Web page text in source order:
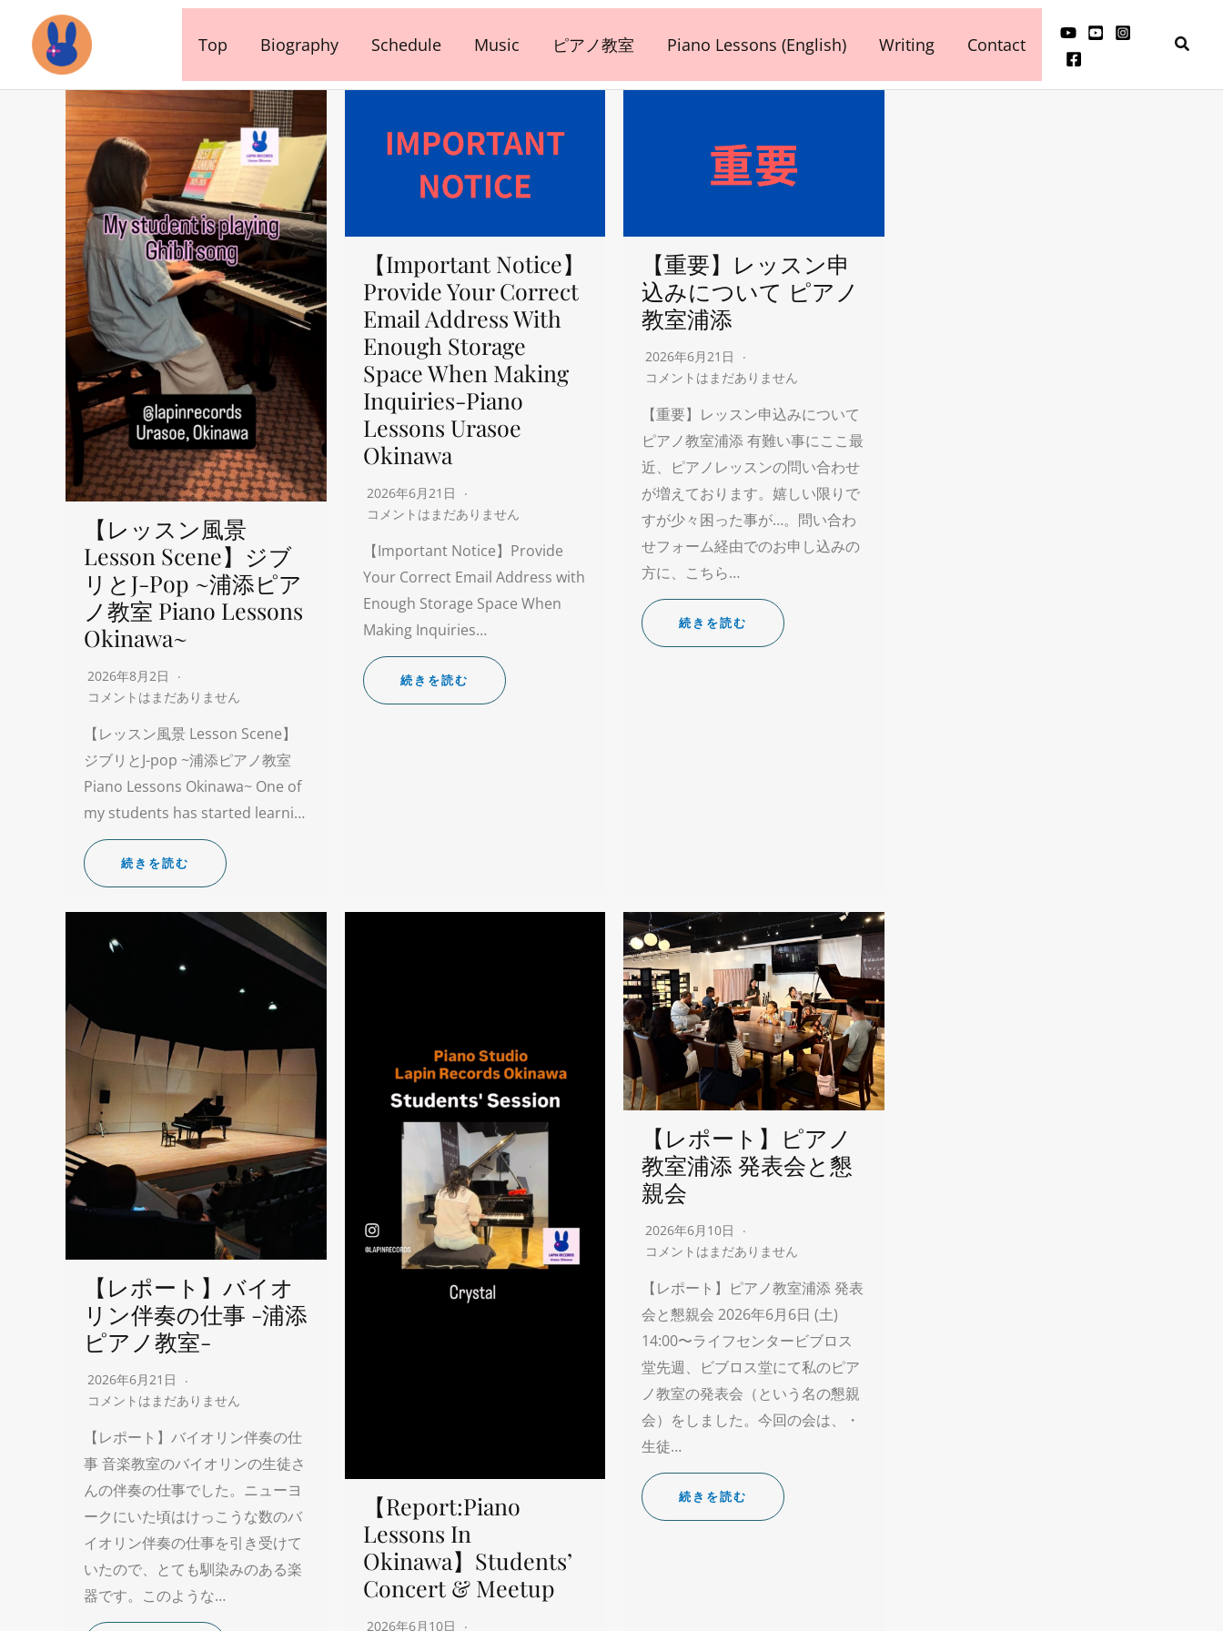
ス
Top Biography Schedule Music ピアノ教室 Piano Lessons (English) Writing Contact
検
【レッスン風景
Lesson Scene】ジブ
リとJ-Pop ~浦添ピア
ノ教室 Piano Lessons
Okinawa~
2026年8月2日
コメントはまだありません
【レッスン風景 Lesson Scene】
ジブリとJ-pop ~浦添ピアノ教室
Piano Lessons Okinawa~ One of
my students has started learni…
続きを読む
【Important Notice】
Provide Your Correct
Email Address With
Enough Storage
Space When Making
Inquiries-Piano
Lessons Urasoe
Okinawa
2026年6月21日
コメントはまだありません
【Important Notice】Provide
Your Correct Email Address with
Enough Storage Space When
Making Inquiries…
続きを読む
【重要】レッスン申
込みについて ピアノ
教室浦添
2026年6月21日
コメントはまだありません
【重要】レッスン申込みについて
ピアノ教室浦添 有難い事にここ最
近、ピアノレッスンの問い合わせ
が増えております。嬉しい限りで
すが少々困った事が…。問い合わ
せフォーム経由でのお申し込みの
方に、こちら…
続きを読む
【レポート】バイオ
リン伴奏の仕事 -浦添
ピアノ教室-
2026年6月21日
コメントはまだありません
【レポート】バイオリン伴奏の仕
事 音楽教室のバイオリンの生徒さ
んの伴奏の仕事でした。ニューヨ
ークにいた頃はけっこうな数のバ
イオリン伴奏の仕事を引き受けて
いたので、とても馴染みのある楽
器です。このような…
【Report:Piano
Lessons In
Okinawa】Students’
Concert & Meetup
2026年6月10日
【レポート】ピアノ
教室浦添 発表会と懇
親会
2026年6月10日
コメントはまだありません
【レポート】ピアノ教室浦添 発表
会と懇親会 2026年6月6日 (土)
14:00〜ライフセンタービブロス
堂先週、ビブロス堂にて私のピア
ノ教室の発表会（という名の懇親
会）をしました。今回の会は、・
生徒…
続きを読む